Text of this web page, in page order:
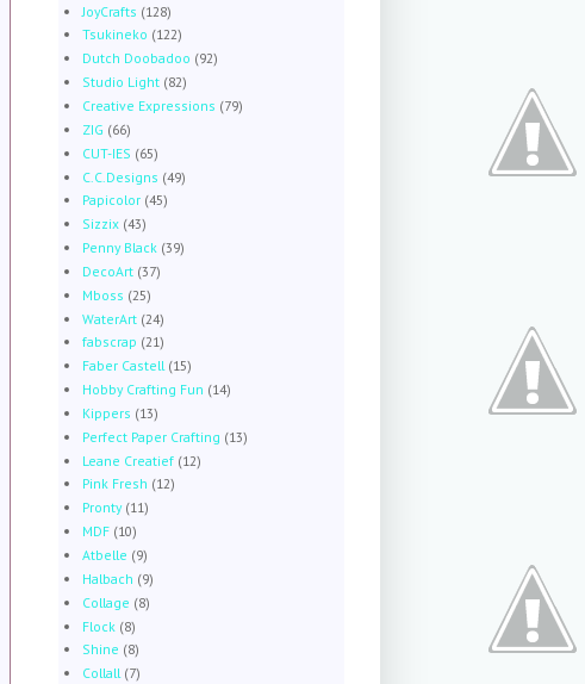
JoyCrafts (128)
Tsukineko (122)
Dutch Doobadoo (92)
Studio Light (82)
Creative Expressions (79)
ZIG (66)
CUT-IES (65)
C.C.Designs (49)
Papicolor (45)
Sizzix (43)
Penny Black (39)
DecoArt (37)
Mboss (25)
WaterArt (24)
fabscrap (21)
Faber Castell (15)
Hobby Crafting Fun (14)
Kippers (13)
Perfect Paper Crafting (13)
Leane Creatief (12)
Pink Fresh (12)
Pronty (11)
MDF (10)
Atbelle (9)
Halbach (9)
Collage (8)
Flock (8)
Shine (8)
Collall (7)